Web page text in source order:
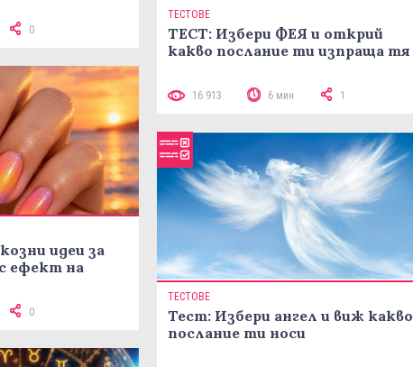
0
идеи за
ефект на
0
ТЕСТОВЕ
ТЕСТ: Избери ФЕЯ и открий
какво послание ти изпраща тя
16 913 6 мин 1
ТЕСТОВЕ
Тест: Избери ангел и виж какво
послание ти носи